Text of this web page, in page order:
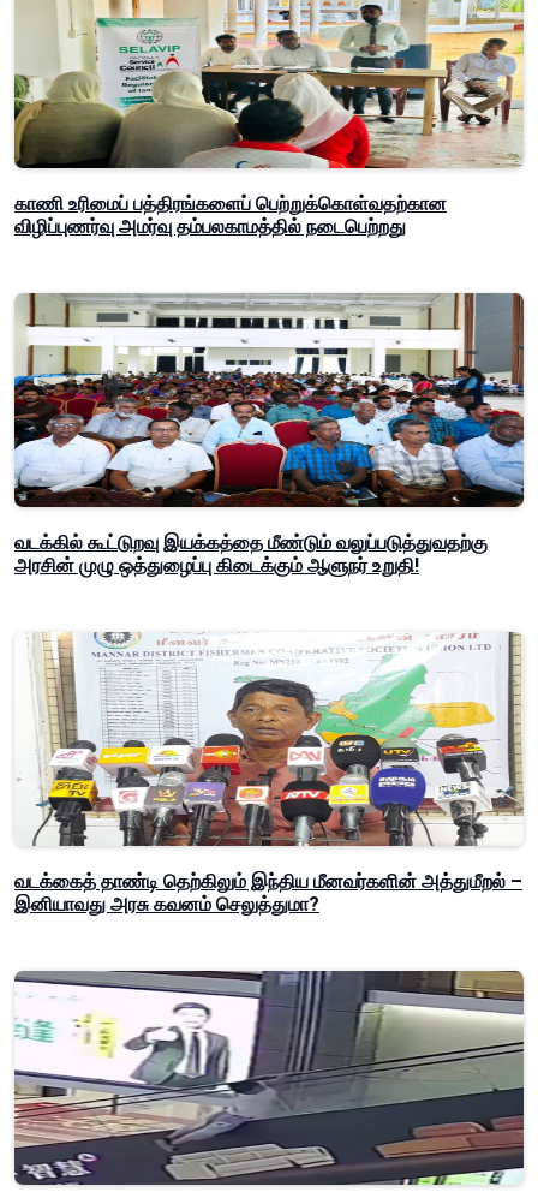
காணி உரிமைப் பத்திரங்களைப் பெற்றுக்கொள்வதற்கான
விழிப்புணர்வு அமர்வு தம்பலகாமத்தில் நடைபெற்றது
வடக்கில் கூட்டுறவு இயக்கத்தை மீண்டும் வலுப்படுத்துவதற்கு
அரசின் முழு ஒத்துழைப்பு கிடைக்கும் ஆளுநர் உறுதி!
வடக்கைத் தாண்டி தெற்கிலும் இந்திய மீனவர்களின் அத்துமீறல் –
இனியாவது அரசு கவனம் செலுத்துமா?